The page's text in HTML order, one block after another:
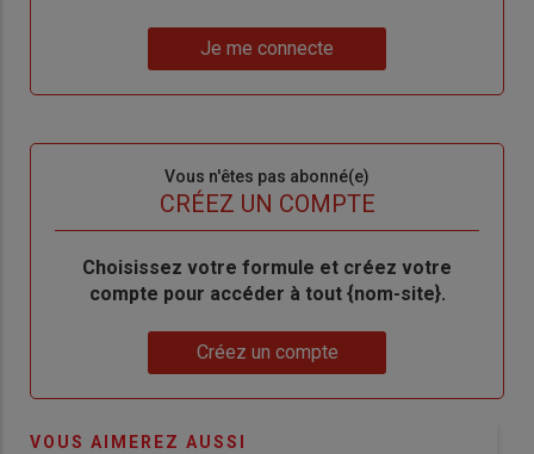
de
me
Je me connecte
Vous n'êtes pas abonné(e)
CRÉEZ UN COMPTE
BodyChoisissez votre formule et créez votre
compte pour accéder à tout {nom-site}.
Créez un compte
VOUS AIMEREZ AUSSI